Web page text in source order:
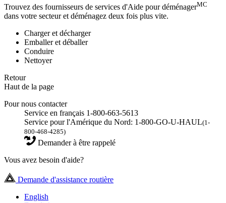
Trouvez des fournisseurs de services d'Aide pour déménagerMC
dans votre secteur et déménagez deux fois plus vite.
Charger et décharger
Emballer et déballer
Conduire
Nettoyer
Retour
Haut de la page
Pour nous contacter
Service en français 1-800-663-5613
Service pour l'Amérique du Nord: 1-800-GO-U-HAUL(1-
800-468-4285)
Demander à être rappelé
Vous avez besoin d'aide?
Demande d'assistance routière
English